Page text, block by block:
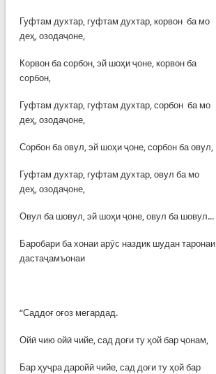
Гуфтам духтар, гуфтам духтар, корвон ба мо
деҳ, озодаҷоне,
Корвон ба сорбон, эй шоҳи ҷоне, корвон ба
сорбон,
Гуфтам духтар, гуфтам духтар, сорбон ба мо
деҳ, озодаҷоне,
Сорбон ба овул, эй шоҳи ҷоне, сорбон ба овул,
Гуфтам духтар, гуфтам духтар, овул ба мо
деҳ, озодаҷоне,
Овул ба шовул, эй шоҳи ҷоне, овул ба шовул...
Баробари ба хонаи арӯс наздик шудан таронаи
дастаҷамъонаи
“Саддоғ оғоз мегардад.
Ойӣ чию ойӣ чийе, сад доғи ту ҳой бар ҷонам,
Бар ҳуҷра даройӣ чийе, сад доғи ту ҳой бар